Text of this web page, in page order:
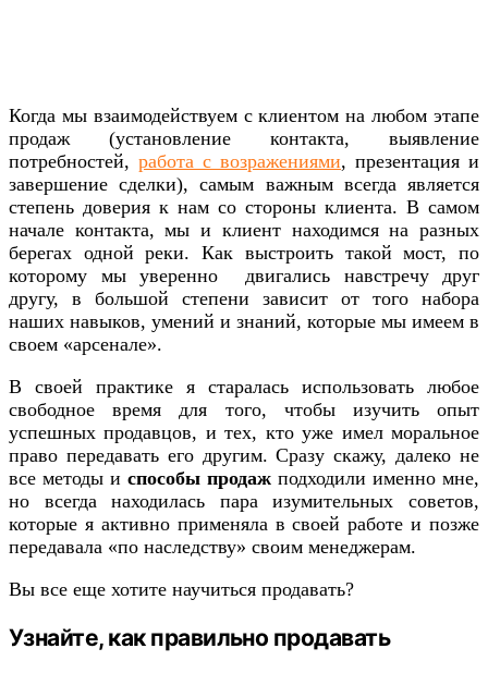
Когда мы взаимодействуем с клиентом на любом этапе
продаж (установление контакта, выявление
потребностей, работа с возражениями, презентация и
завершение сделки), самым важным всегда является
степень доверия к нам со стороны клиента. В самом
начале контакта, мы и клиент находимся на разных
берегах одной реки. Как выстроить такой мост, по
которому мы уверенно двигались навстречу друг
другу, в большой степени зависит от того набора
наших навыков, умений и знаний, которые мы имеем в
своем «арсенале».
В своей практике я старалась использовать любое
свободное время для того, чтобы изучить опыт
успешных продавцов, и тех, кто уже имел моральное
право передавать его другим. Сразу скажу, далеко не
все методы и способы продаж подходили именно мне,
но всегда находилась пара изумительных советов,
которые я активно применяла в своей работе и позже
передавала «по наследству» своим менеджерам.
Вы все еще хотите научиться продавать?
Узнайте, как правильно продавать